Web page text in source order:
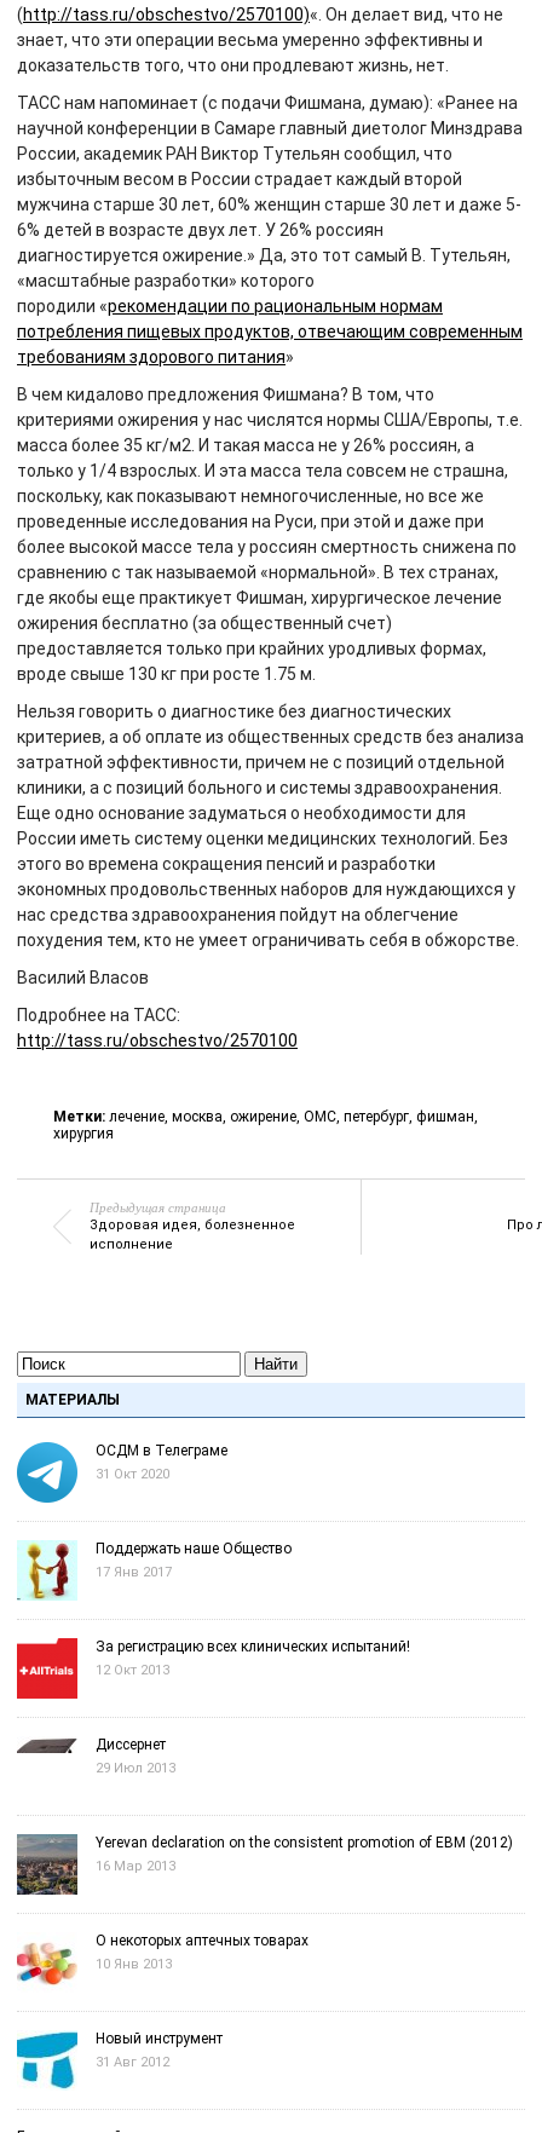
(http://tass.ru/obschestvo/2570100)«. Он делает вид, что не
знает, что эти операции весьма умеренно эффективны и
доказательств того, что они продлевают жизнь, нет.
ТАСС нам напоминает (с подачи Фишмана, думаю): «Ранее на
научной конференции в Самаре главный диетолог Минздрава
России, академик РАН Виктор Тутельян сообщил, что
избыточным весом в России страдает каждый второй
мужчина старше 30 лет, 60% женщин старше 30 лет и даже 5-
6% детей в возрасте двух лет. У 26% россиян
диагностируется ожирение.» Да, это тот самый В. Тутельян,
«масштабные разработки» которого
породили «рекомендации по рациональным нормам
потребления пищевых продуктов, отвечающим современным
требованиям здорового питания»
В чем кидалово предложения Фишмана? В том, что
критериями ожирения у нас числятся нормы США/Европы, т.е.
масса более 35 кг/м2. И такая масса не у 26% россиян, а
только у 1/4 взрослых. И эта масса тела совсем не страшна,
поскольку, как показывают немногочисленные, но все же
проведенные исследования на Руси, при этой и даже при
более высокой массе тела у россиян смертность снижена по
сравнению с так называемой «нормальной». В тех странах,
где якобы еще практикует Фишман, хирургическое лечение
ожирения бесплатно (за общественный счет)
предоставляется только при крайних уродливых формах,
вроде свыше 130 кг при росте 1.75 м.
Нельзя говорить о диагностике без диагностических
критериев, а об оплате из общественных средств без анализа
затратной эффективности, причем не с позиций отдельной
клиники, а с позиций больного и системы здравоохранения.
Еще одно основание задуматься о необходимости для
России иметь систему оценки медицинских технологий. Без
этого во времена сокращения пенсий и разработки
экономных продовольственных наборов для нуждающихся у
нас средства здравоохранения пойдут на облегчение
похудения тем, кто не умеет ограничивать себя в обжорстве.
Василий Власов
Подробнее на ТАСС:
http://tass.ru/obschestvo/2570100
Метки: лечение, москва, ожирение, ОМС, петербург, фишман,
хирургия
Предыдущая страница
Здоровая идея, болезненное
исполнение
Про
Найти
МАТЕРИАЛЫ
ОСДМ в Телеграме
31 Окт 2020
Поддержать наше Общество
17 Янв 2017
За регистрацию всех клинических испытаний!
12 Окт 2013
Диссернет
29 Июл 2013
Yerevan declaration on the consistent promotion of EBM (2012)
16 Мар 2013
О некоторых аптечных товарах
10 Янв 2013
Новый инструмент
31 Авг 2012